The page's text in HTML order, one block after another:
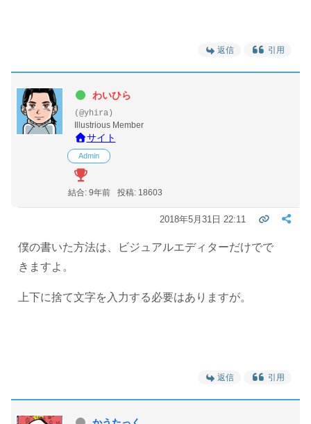
返信 引用
わいひら
(@yhira)
Illustrious Member
サイト
Admin
結合: 9年前 投稿: 18603
2018年5月31日 22:11
僕の書いた方法は、ビジュアルエディターだけでで
きますよ。
上下に捨て文字を入力する必要はありますが。
返信 引用